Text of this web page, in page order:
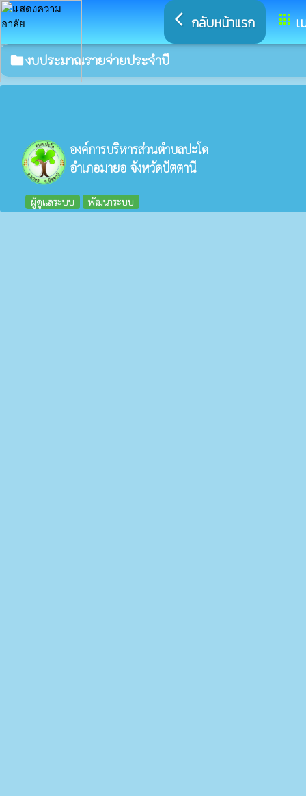
arrow_back_ios กลับหน้าแรก apps
folderงบประมาณรายจ่ายประจำปี
องค์การบริหารส่วนตำบลปะโด
อำเภอมายอ จังหวัดปัตตานี
ผู้ดูแลระบบ พัฒนาระบบ